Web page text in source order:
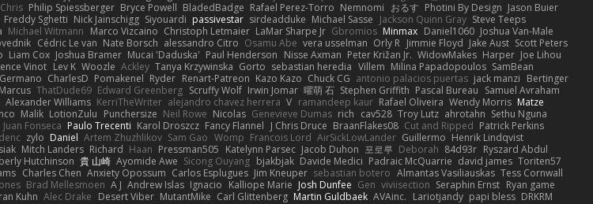
Chris Philip Spiessberger Bryce Powell BladedBadge Rafael Perez-Torro Nemnomi おるす Photini By Design Jason Buier
Freddy Sghetti Nick Jainschigg Siyouardi passivestar sirdeadduke Michael Sasse Jackson Quinn Gray Steve Teeps
Michael Witmann Marco Vizcaino Christoph Letmaier LaMar Sharpe Jr Gbromios Minmax Daniel1060 Joshua Van-Male
Cédric Le van Nate Borsch alessandro Citro Osamu Abe vera usselman Orly R Jimmie Floyd Jake Aust Scott Peters
Liam Cox Joshua Bramer Mucai 'Daduska' Paul Henderson Nisse Axman Peter Križan Jr. WidowMakes Harper Joe Lihou
Vinot Lev K Woozle Ackley Tanya Krzywinska Gorto sebastian heredia Villem Milina Papadopoulos SamBean
CharlesD Pomakenel Ryder Renart-Patreon Kazo Kazo Chuck CG antonio palacios puertas jack manzi Bertinger
Marcus ThatDude69 Edward Greenberg Scruffy Wolf Irwin Jomar 曜萌 石 Stephen Griffith Pascal Bureau Samuel Avraham
Alexander Williams KerriTheWriter alejandro chavez herrera V ramandeep kaur Rafael Oliveira Wendy Morris Matze
Malik LotionZulu Punchersize Neil Rowe Nicolas Genevieve Dumas rich cav528 Troy Lutz ahrotahn Sethu Nguna
Juan Fonseca Paulo Trecenti Karol Droszcz Fancy Flannel J Chris Druce BraanFlakes08 Cut and Ripped Patrick Perkins
zylo Daniel Artem Zhuzhlikov Sam Gao Womp Francois Lord AirSickLowLander Guillermo Henrik Lindqvist
Mitch Landers Richard Haan Pressman505 Katelynn Parsec Jacob Duhon 포로루 Deborah 84d93r Ryszard Abdul
Hutchinson 貴 山崎 Ayomide Awe Sicong Ouyang bjakbjak Davide Medici Padraic McQuarrie david james Toriten57
Charles Chen Anxiety Opossum Carlos Esplugues Jim Kneuper sebastian botero Almantas Vasiliauskas Tess Cornwall
Brad Mellesmoen A J Andrew Islas Ignacio Kalliope Marie Josh Dunfee Gen viviisection Seraphin Ernst Ryan game
Kuhn Alec Drake Desert Viber MutantMike Carl Glittenberg Martin Guldbaek AVAinc. Lariotjandy papi bless DRKRM